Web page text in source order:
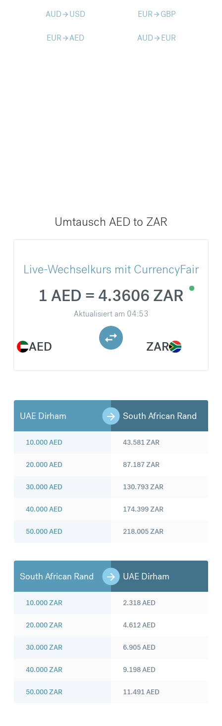
AUDarrow_forward USD EURarrow_forward GBP
EURarrow_forwardAED AUDarrow_forward EUR
Umtausch AED to ZAR
Live-Wechselkurs mit CurrencyFair
AED
1 AED = 4.3606 ZAR
Aktualisiert am 04:53
ZAR
UAE Dirham South African Rand
10.000AED
20.000AED
30.000AED
40.000AED
50.000AED
43.581ZAR
87.187ZAR
130.793ZAR
174.399ZAR
218.005ZAR
South African Rand UAE Dirham
10.000ZAR
20.000ZAR
30.000ZAR
40.000ZAR
50.000ZAR
2.318AED
4.612AED
6.905AED
9.198AED
11.491AED